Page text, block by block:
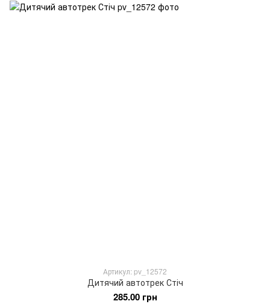
Артикул: pv_12572
Дитячий автотрек Стіч
285.00 грн